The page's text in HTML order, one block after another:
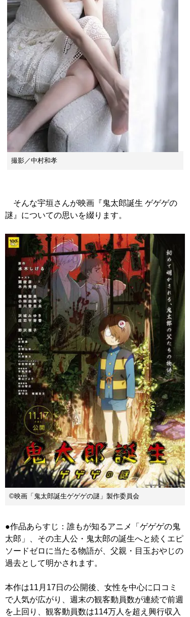
撮影／中村和孝
そんな宇垣さんが映画『鬼太郎誕生 ゲゲゲの
謎』についての思いを綴ります。
©映画「鬼太郎誕生ゲゲゲの謎」製作委員会
●作品あらすじ：誰もが知るアニメ「ゲゲゲの鬼
太郎」、その主人公・鬼太郎の誕生へと続くエピ
ソードゼロに当たる物語が、父親・目玉おやじの
過去として明かされます。
本作は11月17日の公開後、女性を中心に口コミ
で人気が広がり、週末の観客動員数が連続で前週
を上回り、観客動員数は114万人を超え興行収入